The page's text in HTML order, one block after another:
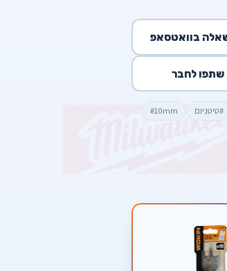
בוואטסאפ
שתפו לחבר
#טיטניום
#10mm